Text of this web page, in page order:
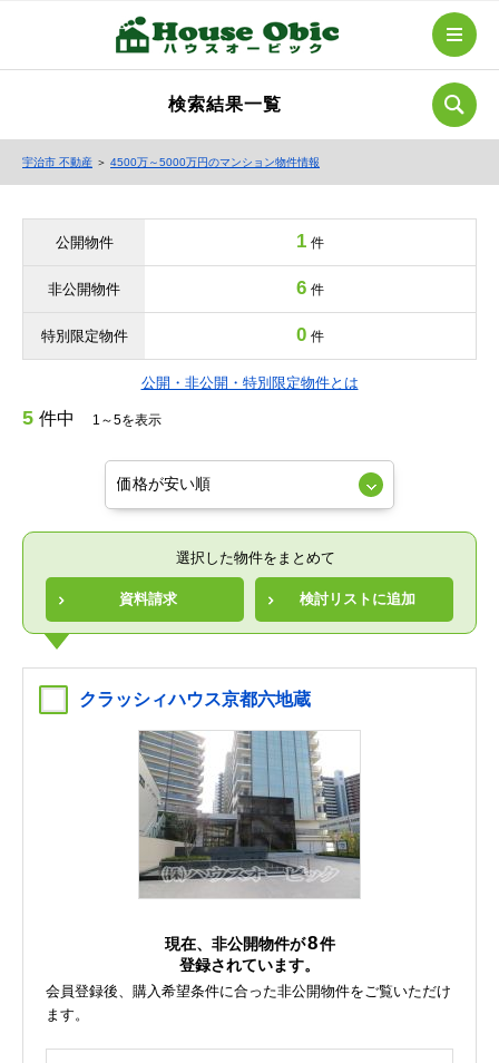
検索結果一覧
宇治市 不動産 ＞ 4500万～5000万円のマンション物件情報
公開物件 1 件
非公開物件 6 件
特別限定物件 0 件
公開・非公開・特別限定物件とは
5 件中 1～5を表示
選択した物件をまとめて
資料請求 検討リストに追加
クラッシィハウス京都六地蔵
現在、非公開物件が8件
登録されています。
会員登録後、購入希望条件に合った非公開物件をご覧いただけ
ます。